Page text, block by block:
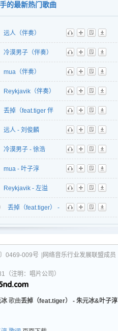
的最新热门歌曲
远人（伴奏）
听
播 歌 下
冷漠男子（伴奏）
听
播 歌 下
mua（伴奏）
听
播 歌 下
Reykjavik（伴奏）
听
播 歌 下
丢掉（feat.tiger 伴
听 播 歌 下
远人 - 刘俊麟
听
播 歌 下
冷漠男子 - 徐浩
听
播 歌 下
mua - 叶子淳
听
播 歌 下
Reykjavik - 左溢
听
播 歌 下
丢掉（feat.tiger） -
冰&叶子淳
听 播 歌 下
0469-009号 |网络音乐行业发展联盟成员
注明：唱片公司）
歌曲丢掉（feat.tiger） - 朱元冰&叶子淳